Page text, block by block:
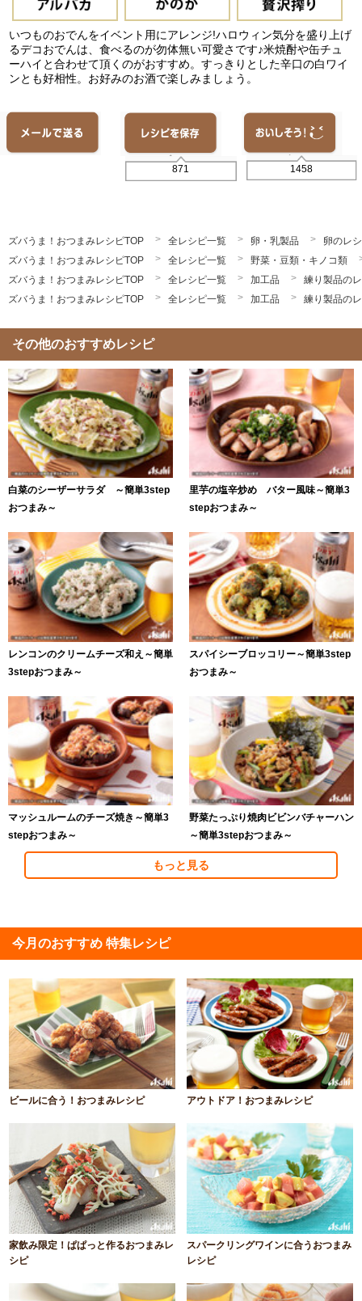
いつものおでんをイベント用にアレンジ!ハロウィン気分を盛り上げ
るデコおでんは、食べるのが勿体無い可愛さです♪米焼酎や缶チュ
ーハイと合わせて頂くのがおすすめ。すっきりとした辛口の白ワイ
ンとも好相性。お好みのお酒で楽しみましょう。
871 1458
ズバうま！おつまみレシピTOP 全レシピ一覧 卵・乳製品
卵のレ
ズバうま！おつまみレシピTOP
全レシピ一覧
野菜・豆類・キノコ類
ズバうま！おつまみレシピTOP
全レシピ一覧 加工品
練り製品の
ズバうま！おつまみレシピTOP
全レシピ一覧 加工品 練り製品の
その他のおすすめレシピ
白菜のシーザーサラダ ～簡単3step
おつまみ～
里芋の塩辛炒め バター風味～簡単3
stepおつまみ～
レンコンのクリームチーズ和え～簡単
3stepおつまみ～
スパイシーブロッコリー～簡単3step
おつまみ～
マッシュルームのチーズ焼き～簡単3
stepおつまみ～
野菜たっぷり焼肉ビビンバチャーハン
～簡単3stepおつまみ～
もっと見る
今月のおすすめ 特集レシピ
ビールに合う！おつまみレシピ アウトドア！おつまみレシピ
家飲み限定！ぱぱっと作るおつまみレ
シピ
スパークリングワインに合うおつまみ
レシピ